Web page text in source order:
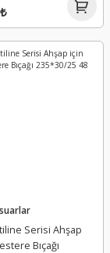
Serisi Ahşap
Bıçağı